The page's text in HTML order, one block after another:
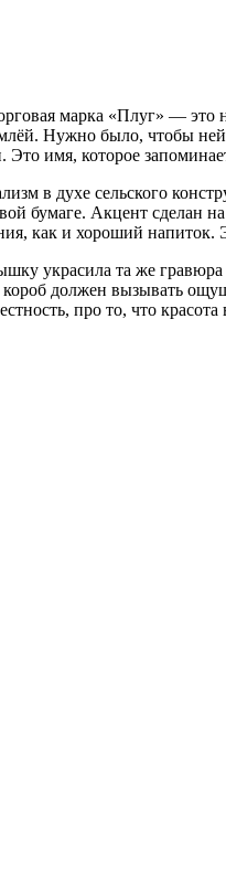
марка «Плуг» —
Нужно было, чтобы
имя, которое
в духе сельского
бумаге. Акцент сделан
как и хороший напиток.
украсила та же
должен вызывать
про то, что